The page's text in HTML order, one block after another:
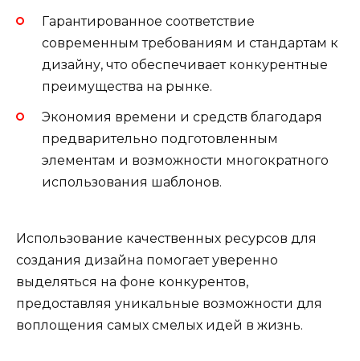
Гарантированное соответствие
современным требованиям и стандартам к
дизайну, что обеспечивает конкурентные
преимущества на рынке.
Экономия времени и средств благодаря
предварительно подготовленным
элементам и возможности многократного
использования шаблонов.
Использование качественных ресурсов для
создания дизайна помогает уверенно
выделяться на фоне конкурентов,
предоставляя уникальные возможности для
воплощения самых смелых идей в жизнь.